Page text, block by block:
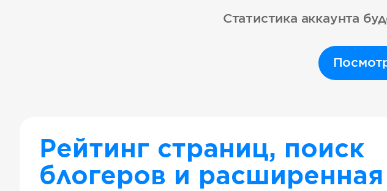
Статистика аккаунта
Рейтинг страниц, поиск
блогеров и расширенная